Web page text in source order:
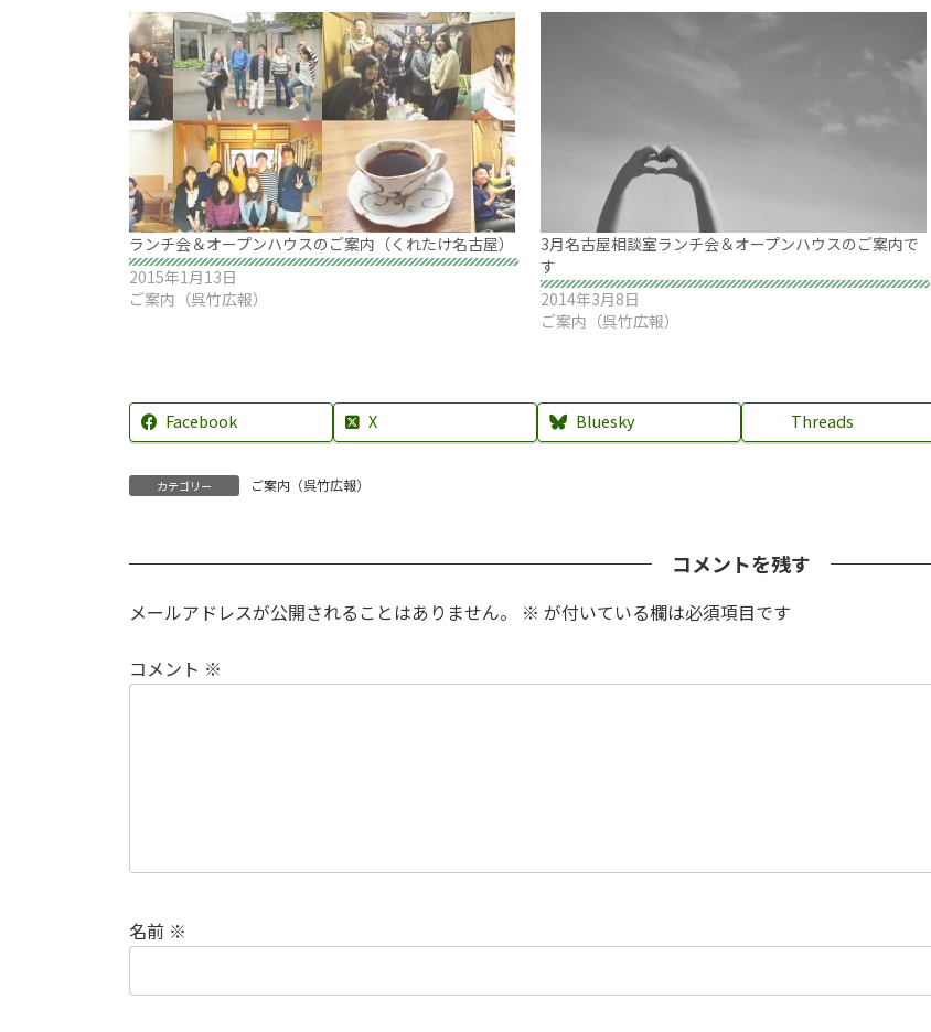
ランチ会＆オープンハウスのご案内（くれたけ名古屋）
2015年1月13日
ご案内（呉竹広報）
3月名古屋相談室ランチ会＆オープンハウスのご案内で
す
2014年3月8日
ご案内（呉竹広報）
Facebook X Bluesky Threads
カテゴリー ご案内（呉竹広報）
コメントを残す
メールアドレスが公開されることはありません。 ※ が付いている欄は必須項目です
コメント ※
名前 ※